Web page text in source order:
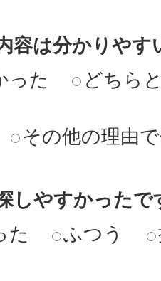
容は分かりやす
った
どちら
その他の理由
しやすかったで
た
ふつう